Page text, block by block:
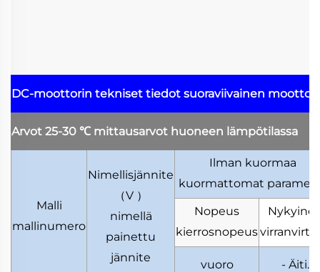
DC-moottorin tekniset tiedot suoraviivainen
Arvot 25-30 ℃ mittausarvot huoneen lämpötilassa
Malli
mallinumero
Nimellisjännite
（V ）
nimellä
painettu
jännite
Ilman kuormaa
kuormattomat
Nopeus
kierrosnopeus
vuoro - Äiti.